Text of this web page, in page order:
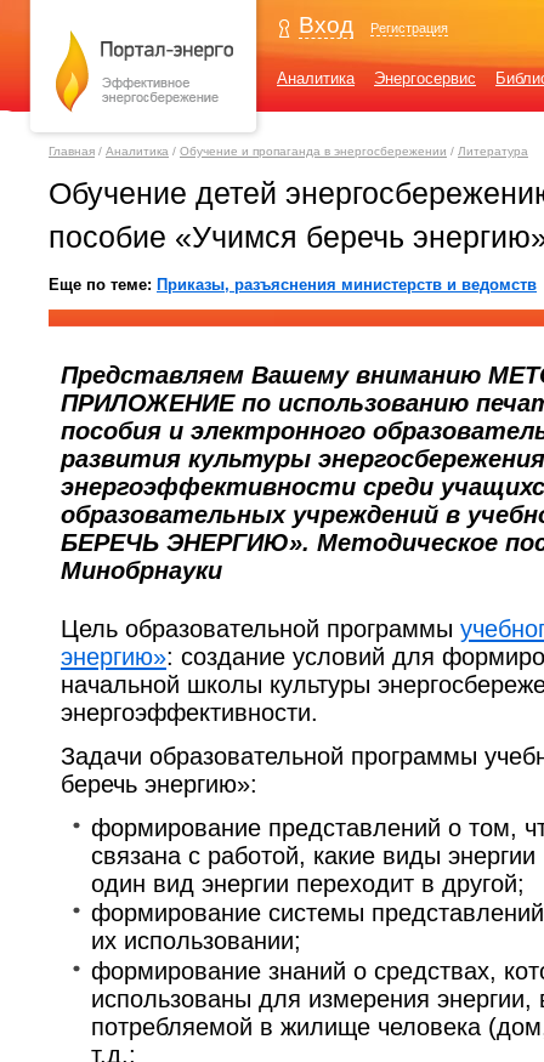
Вход Регистрация
Аналитика Энергосервис
Главная / Аналитика / Обучение и пропаганда в энергосбережении / Литература
Обучение детей
пособие «Учимся беречь
Еще по теме: Приказы, разъяснения министерств и ведомств
Представляем Вашему вниманию
ПРИЛОЖЕНИЕ по использованию
пособия и электронного
развития культуры
энергоэффективности среди
образовательных учреждений в
БЕРЕЧЬ ЭНЕРГИЮ». Методическое
Минобрнауки
Цель образовательной программы
энергию»: создание условий для
начальной школы культуры
энергоэффективности.
Задачи образовательной программы
беречь энергию»:
формирование представлений о том,
связана с работой, какие виды
один вид энергии переходит в другой;
формирование системы представлений
их использовании;
формирование знаний о средствах,
использованы для измерения энергии,
потребляемой в жилище человека
т.д.;